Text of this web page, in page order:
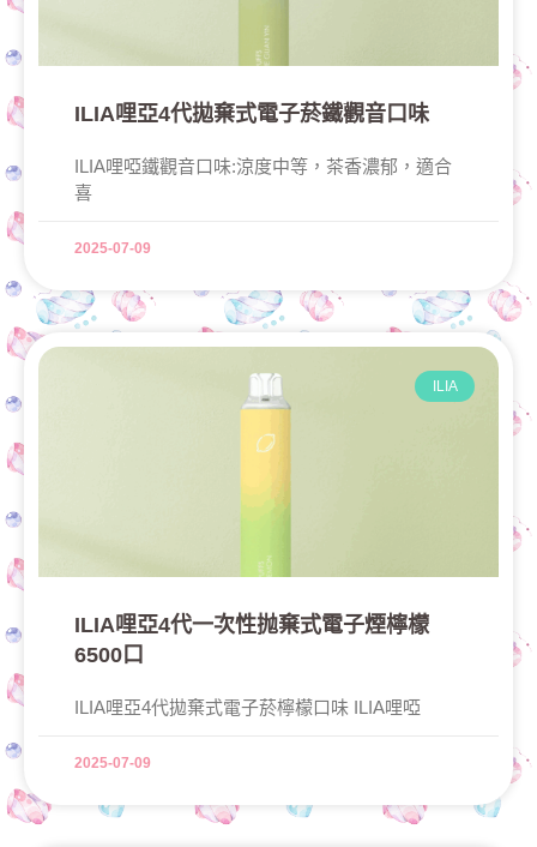
ILIA哩亞4代拋棄式電子菸鐵觀音口味
ILIA哩啞鐵觀音口味:涼度中等，茶香濃郁，適合
喜
2025-07-09
ILIA
ILIA哩亞4代一次性抛棄式電子煙檸檬
6500口
ILIA哩亞4代拋棄式電子菸檸檬口味 ILIA哩啞
2025-07-09